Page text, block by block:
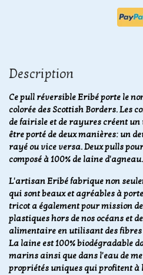
Description
Ce pull réversible Eribé porte le
colorée des Scottish Borders. Les
de fairisle et de rayures créent
être porté de deux manières: un
rayé ou vice versa. Deux pulls
composé à 100% de laine d'agneau.
L'artisan Eribé fabrique non
qui sont beaux et agréables à
tricot a également pour mission
plastiques hors de nos océans et
alimentaire en utilisant des
La laine est 100% biodégradable
marins ainsi que dans l'eau de
propriétés uniques qui profitent à